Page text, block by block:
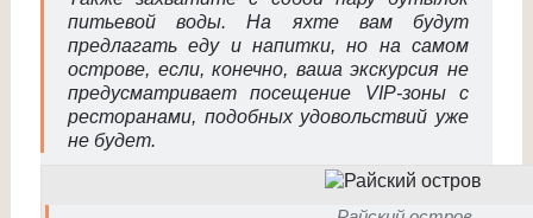
питьевой воды. На яхте вам будут
предлагать еду и напитки, но на самом
острове, если, конечно, ваша экскурсия не
предусматривает посещение VIP-зоны с
ресторанами, подобных удовольствий уже
не будет.